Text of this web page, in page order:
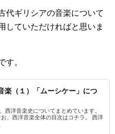
代ギリシアの音楽について
していただければと思いま
す。
楽（１）「ムーシケー」につ
西洋音楽史についてまとめています。
、西洋音楽全体の目次はコチラ。 西洋